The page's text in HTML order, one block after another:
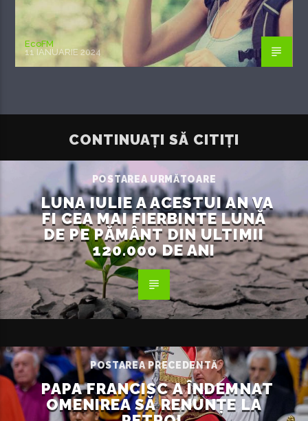
EcoFM
11 IANUARIE 2024
CONTINUAȚI SĂ CITIȚI
POSTAREA URMĂTOARE
LUNA IULIE A ACESTUI AN VA
FI CEA MAI FIERBINTE LUNĂ
DE PE PĂMÂNT DIN ULTIMII
120.000 DE ANI
POSTAREA PRECEDENTĂ
PAPA FRANCISC A ÎNDEMNAT
OMENIREA SĂ RENUNȚE LA